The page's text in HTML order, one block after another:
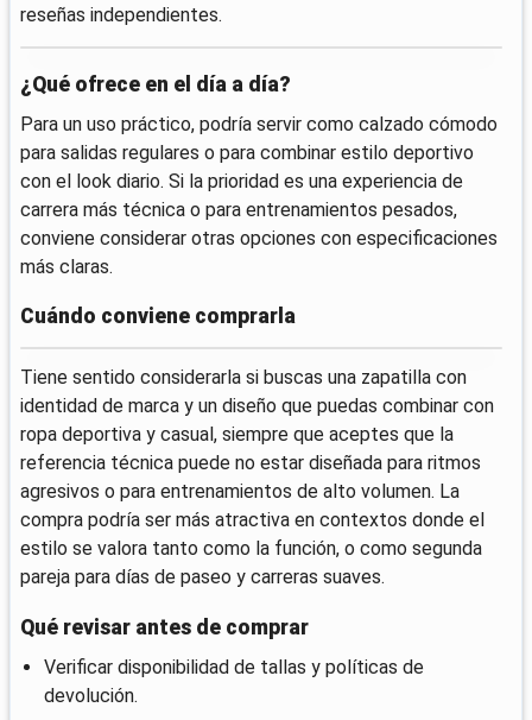
reseñas independientes.
¿Qué ofrece en el día a día?
Para un uso práctico, podría servir como calzado cómodo
para salidas regulares o para combinar estilo deportivo
con el look diario. Si la prioridad es una experiencia de
carrera más técnica o para entrenamientos pesados,
conviene considerar otras opciones con especificaciones
más claras.
Cuándo conviene comprarla
Tiene sentido considerarla si buscas una zapatilla con
identidad de marca y un diseño que puedas combinar con
ropa deportiva y casual, siempre que aceptes que la
referencia técnica puede no estar diseñada para ritmos
agresivos o para entrenamientos de alto volumen. La
compra podría ser más atractiva en contextos donde el
estilo se valora tanto como la función, o como segunda
pareja para días de paseo y carreras suaves.
Qué revisar antes de comprar
Verificar disponibilidad de tallas y políticas de
devolución.